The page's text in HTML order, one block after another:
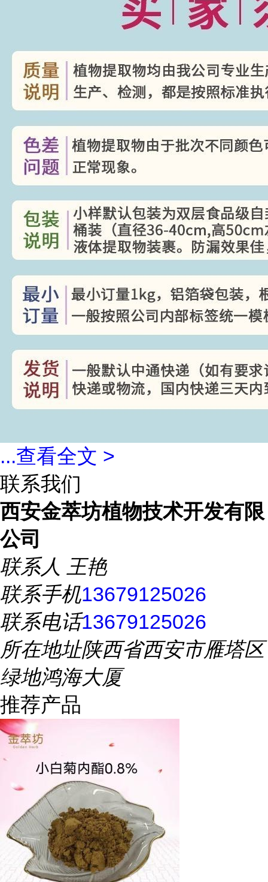
...查看全文 >
联系我们
西安金萃坊植物技术开发有限
公司
联系人 王艳
联系手机13679125026
联系电话13679125026
所在地址陕西省西安市雁塔区
绿地鸿海大厦
推荐产品